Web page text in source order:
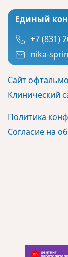
Единый
+7 (831)
nika-
Сайт
Клинический
Политика
Согласие на